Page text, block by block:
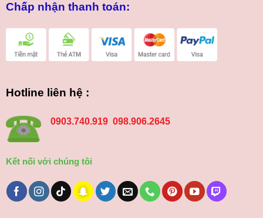
Chấp nhận thanh toán:
Hotline liên hệ :
0903.740.919 098.906.2645
Kết nối với chúng tôi